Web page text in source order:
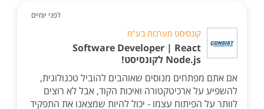
לפני יומיים
קונסיסט מערכות בע"מ
Software Developer | React
Node.js לקונסיסט!
אם אתם מפתחים מנוסים שאוהבים להוביל טכנולוגית,
להשפיע על ארכיטקטורה ואיכות הקוד, אבל לא רוצים
לוותר על הפיתוח עצמו - יכול להיות שמצאנו את התפקיד